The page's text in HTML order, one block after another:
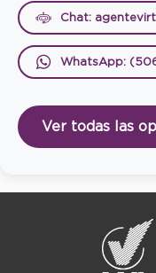
Chat:
WhatsApp:
Ver todas las